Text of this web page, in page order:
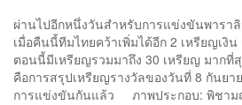
ผ่านไปอีกหนึ่งวันสำหรับการแข่งขันพารา
เมื่อคืนนี้ทีมไทยคว้าเพิ่มได้อีก 2 เหรียญเงิ
ตอนนี้มีเหรียญรวมมาถึง 30 เหรียญ มาก
คือการสรุปเหรียญรางวัลของวันที่ 8 กันย
การแข่งขันกันแล้ว ภาพประกอบ: พิชาม